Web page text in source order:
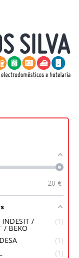
20 €
INDESIT /
/ BEKO
1
1
1